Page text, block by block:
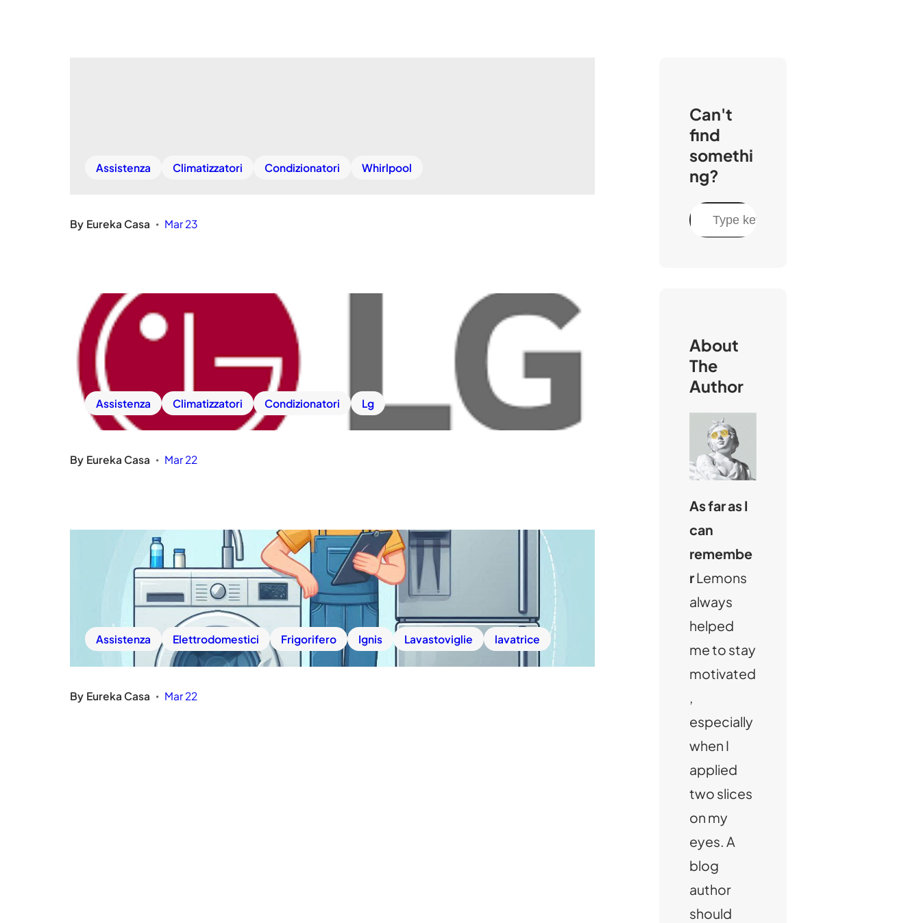
Assistenza Climatizzatori Condizionatori Whirlpool
By Eureka Casa • Mar 23
Assistenza Climatizzatori Condizionatori Lg
By Eureka Casa • Mar 22
Assistenza Elettrodomestici Frigorifero Ignis Lavastoviglie lavatrice
By Eureka Casa • Mar 22
Can't
find
somethi
ng?
C
About
The
Author
As far as I
can
remembe
rLemons
always
helped
me to stay
motivated
,
especially
when I
applied
two slices
on my
eyes. A
blog
author
should